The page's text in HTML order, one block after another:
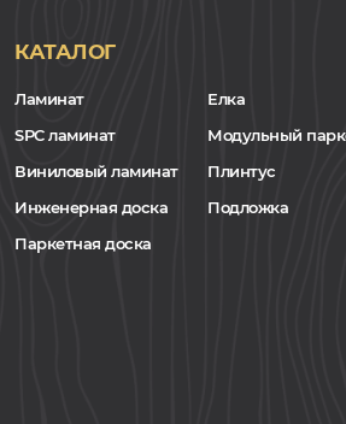
КАТАЛОГ
Ламинат
SPC ламинат
Виниловый ламинат
Инженерная доска
Паркетная доска
Елка
Модульный
Плинтус
Подложка